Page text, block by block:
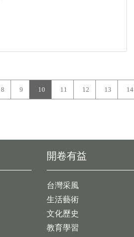
8 9 10 11 12 13 14
開卷有益
台灣采風
生活藝術
文化歷史
教育學習